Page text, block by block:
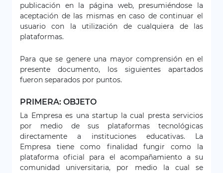
publicación en la página web, presumiéndose la
aceptación de las mismas en caso de continuar el
usuario con la utilización de cualquiera de las
plataformas.
Para que se genere una mayor comprensión en el
presente documento, los siguientes apartados
fueron separados por puntos.
PRIMERA: OBJETO
La Empresa es una startup la cual presta servicios
por medio de sus plataformas tecnológicas
directamente a instituciones educativas. La
Empresa tiene como finalidad fungir como la
plataforma oficial para el acompañamiento a su
comunidad universitaria, por medio la cual se